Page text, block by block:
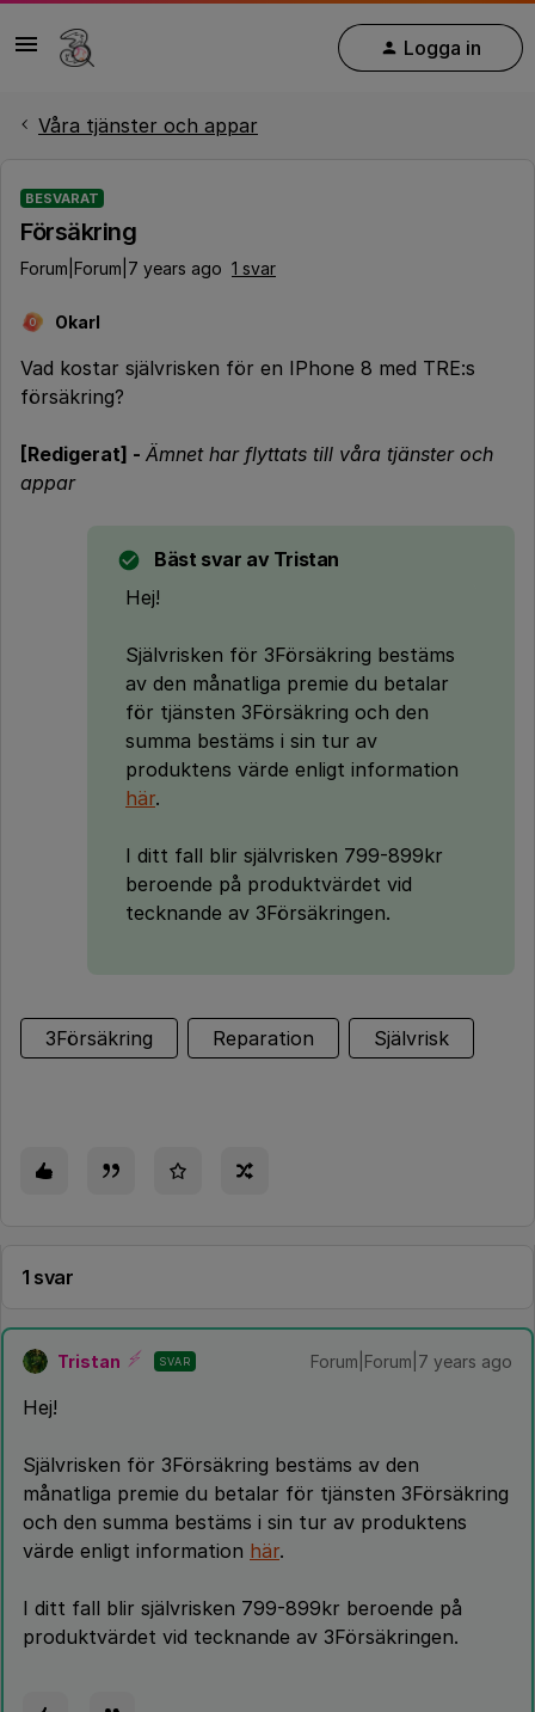
Logga in
Våra tjänster och appar
BESVARAT
Försäkring
Forum|Forum|7 years ago 1 svar
O Okarl
Vad kostar självrisken för en IPhone 8 med TRE:s
försäkring?
[Redigerat] - Ämnet har flyttats till våra tjänster och
appar
Bäst svar av Tristan
Hej!
Självrisken för 3Försäkring bestäms
av den månatliga premie du betalar
för tjänsten 3Försäkring och den
summa bestäms i sin tur av
produktens värde enligt information
här.
I ditt fall blir självrisken 799-899kr
beroende på produktvärdet vid
tecknande av 3Försäkringen.
3Försäkring Reparation Självrisk
1 svar
Tristan SVAR Forum|Forum|7 years ago
Hej!
Självrisken för 3Försäkring bestäms av den
månatliga premie du betalar för tjänsten 3Försäkring
och den summa bestäms i sin tur av produktens
värde enligt information här.
I ditt fall blir självrisken 799-899kr beroende på
produktvärdet vid tecknande av 3Försäkringen.